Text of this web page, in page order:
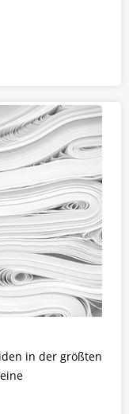
in der größten